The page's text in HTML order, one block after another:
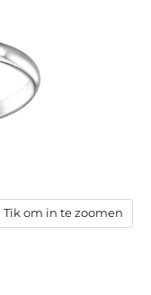
Tik om in te zoomen